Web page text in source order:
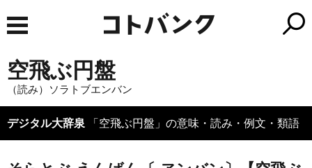
空飛ぶ円盤
（読み）ソラトブエンバン
デジタル大辞泉 「空飛ぶ円盤」の意味・読み・例文・類語